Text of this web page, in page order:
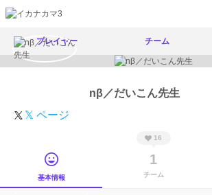
プレイヤー チーム
nβ／だいこん先生
𝕏 ページ
基本情報
16
1
チーム